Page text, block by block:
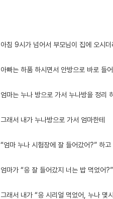
아침 9시가 넘어서 부모님이 집에 오시더
아빠는 하품 하시면서 안방으로 바로 들
엄마는 누나 방으로 가서 누나방을 정리
그래서 내가 누나방으로 가서 엄마한테
“엄마 누나 시험장에 잘 들어갔어?” 하고
엄마가 “응 잘 들어갔지 너는 밥 먹었어
그래서 내가 “응 시리얼 먹었어, 누나 몇